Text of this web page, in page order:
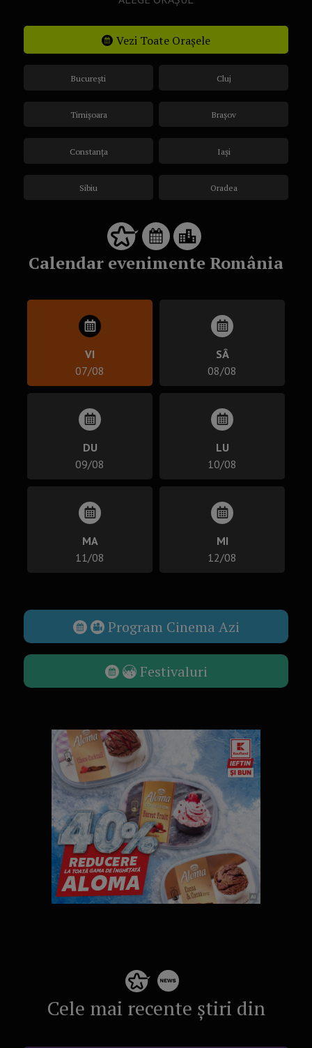
Vezi Toate Orașele
București
Timișoara
Constanța
Sibiu
Cluj
Brașov
Iași
Oradea
Calendar evenimente România
VI
07/08
SÂ
08/08
DU
09/08
LU
10/08
MA
11/08
MI
12/08
Program Cinema Azi
Festivaluri
Cele mai recente știri din